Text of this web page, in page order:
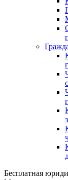
Бесплатная